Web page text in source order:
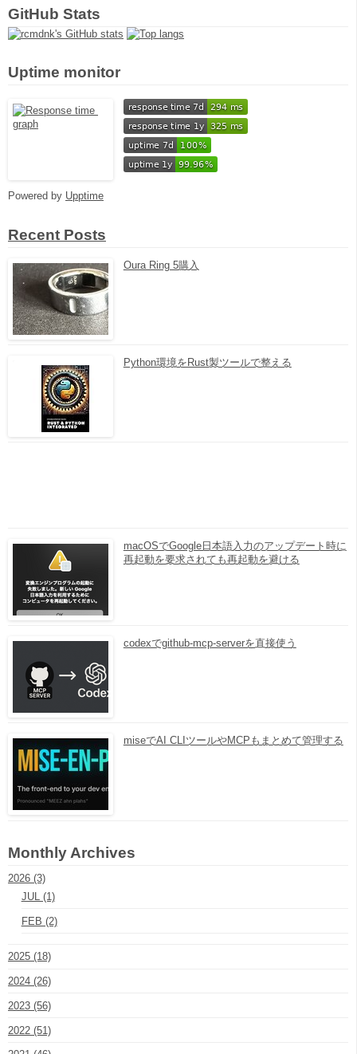
GitHub Stats
Uptime monitor
Powered by Upptime
Recent Posts
Oura Ring 5購入
Python環境をRust製ツールで整える
macOSでGoogle日本語入力のアップデート時に
再起動を要求されても再起動を避ける
codexでgithub-mcp-serverを直接使う
miseでAI CLIツールやMCPもまとめて管理する
Monthly Archives
2026 (3)
JUL (1)
FEB (2)
2025 (18)
2024 (26)
2023 (56)
2022 (51)